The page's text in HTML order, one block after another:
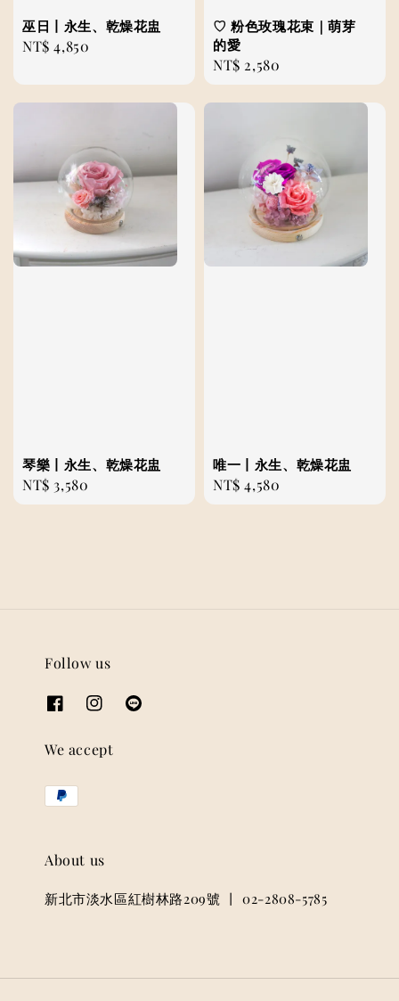
巫日丨永生、乾燥花盅
Regular
NT$ 4,850
♡ 粉色玫瑰花束｜萌芽
的愛
Regular
price
NT$ 2,580
琴樂丨永生、乾燥花盅
Regular
price
NT$ 3,580
唯一丨永生、乾燥花盅
Regular
price
NT$ 4,580
Follow us
We accept
About us
新北市淡水區紅樹林路209號 丨 02-2808-5785